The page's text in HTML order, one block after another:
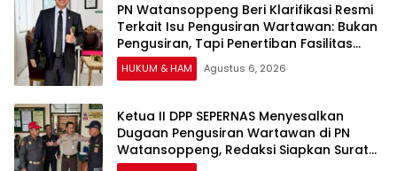
PN Watansoppeng Beri Klarifikasi Resmi
Terkait Isu Pengusiran Wartawan: Bukan
Pengusiran, Tapi Penertiban Fasilitas
PTSP
HUKUM & HAM Agustus 6, 2026
Ketua II DPP SEPERNAS Menyesalkan
Dugaan Pengusiran Wartawan di PN
Watansoppeng, Redaksi Siapkan Surat
Konfirmasi